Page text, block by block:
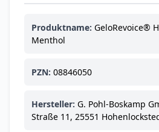
Alkoholtupfer,
100 Stück
3,75 €
Lefax® extra
7,69 €
8,09 €
ARZNEIMITTEL & GESUNDHEIT
Produktname: GeloRevoice®
Menthol
PZN: 08846050
Hersteller: G. Pohl-Boskamp
Straße 11, 25551